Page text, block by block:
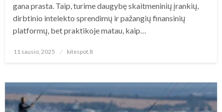
gana prasta. Taip, turime daugybę skaitmeninių įrankių,
dirbtinio intelekto sprendimų ir pažangių finansinių
platformų, bet praktikoje matau, kaip…
Posted
11 sausio, 2025 kitespot.lt